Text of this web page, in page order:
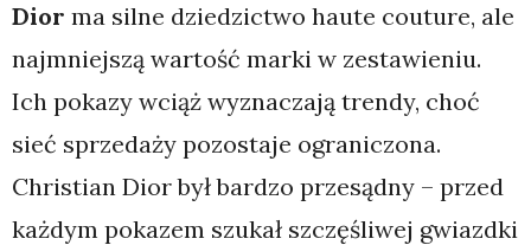
Dior ma silne dziedzictwo haute couture, ale
najmniejszą wartość marki w zestawieniu.
Ich pokazy wciąż wyznaczają trendy, choć
sieć sprzedaży pozostaje ograniczona.
Christian Dior był bardzo przesądny – przed
każdym pokazem szukał szczęśliwej gwiazdki